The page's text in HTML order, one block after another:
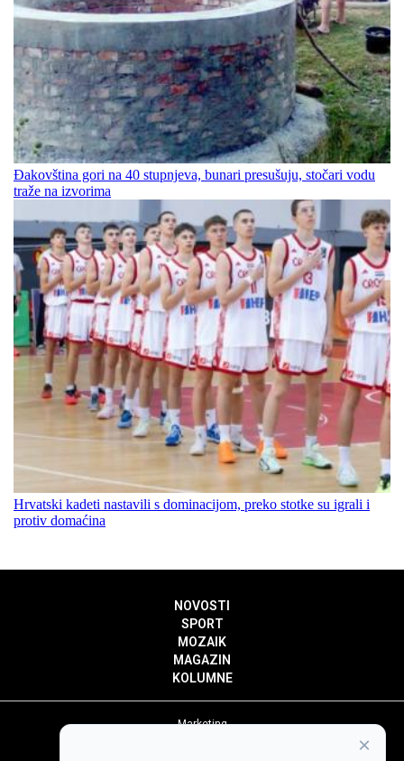
Đakovština gori na 40 stupnjeva, bunari presušuju, stočari vodu
traže na izvorima
Hrvatski kadeti nastavili s dominacijom, preko stotke su igrali i
protiv domaćina
NOVOSTI
SPORT
MOZAIK
MAGAZIN
KOLUMNE
Marketing
×